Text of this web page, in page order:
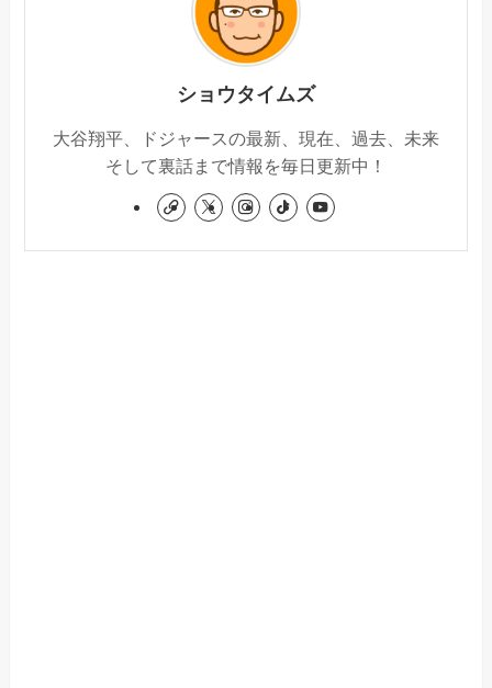
ショウタイムズ
大谷翔平、ドジャースの最新、現在、過去、未来
そして裏話まで情報を毎日更新中！